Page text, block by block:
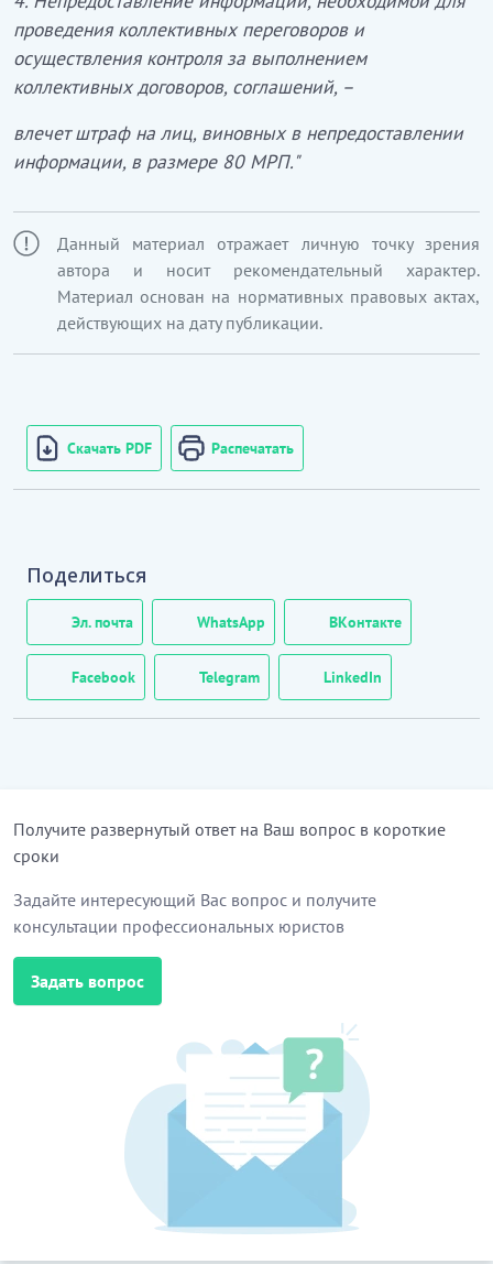
проведения коллективных переговоров и
осуществления контроля за выполнением
коллективных договоров, соглашений, –
влечет штраф на лиц, виновных в непредоставлении
информации, в размере 80 МРП."
Данный материал отражает личную точку зрения
автора и носит рекомендательный характер.
Материал основан на нормативных правовых актах,
действующих на дату публикации.
Скачать PDF Распечатать
Поделиться
Эл. почта WhatsApp ВКонтакте
Facebook Telegram LinkedIn
Получите развернутый ответ на Ваш вопрос в короткие
сроки
Задайте интересующий Вас вопрос и получите
консультации профессиональных юристов
Задать вопрос